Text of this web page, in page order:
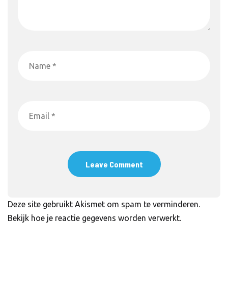
Deze site gebruikt Akismet om spam te verminderen.
Bekijk hoe je reactie gegevens worden verwerkt.